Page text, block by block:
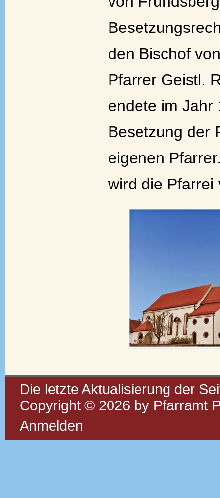
den Bischof
Pfarrer Geistl.
endete im Jahr
Besetzung der
eigenen
wird die Pfarrei
Die letzte Aktualisierung der
Copyright © 2026 by Pfarramt
Anmelden